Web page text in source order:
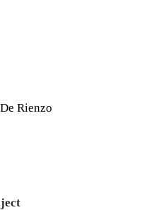
Rienzo